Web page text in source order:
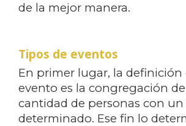
de la mejor manera.
Tipos de eventos
En primer lugar, la definición
evento es la congregación
cantidad de personas con un
determinado. Ese fin lo